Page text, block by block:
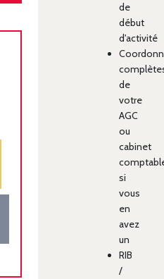
de
début
d'activité
de
votre
AGC
ou
cabinet
si
vous
en
avez
un
RIB
/